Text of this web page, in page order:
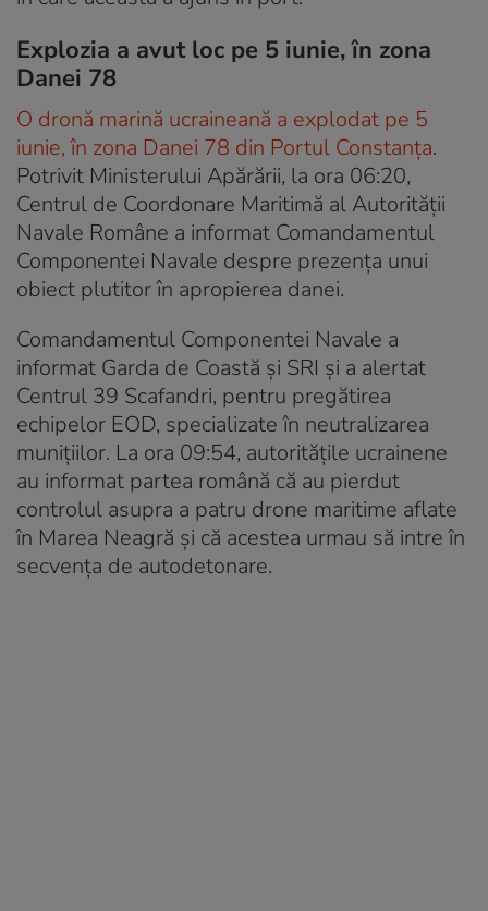
Explozia a avut loc pe 5 iunie, în zona
Danei 78
O dronă marină ucraineană a explodat pe 5
iunie, în zona Danei 78 din Portul Constanța.
Potrivit Ministerului Apărării, la ora 06:20,
Centrul de Coordonare Maritimă al Autorității
Navale Române a informat Comandamentul
Componentei Navale despre prezența unui
obiect plutitor în apropierea danei.
Comandamentul Componentei Navale a
informat Garda de Coastă și SRI și a alertat
Centrul 39 Scafandri, pentru pregătirea
echipelor EOD, specializate în neutralizarea
munițiilor. La ora 09:54, autoritățile ucrainene
au informat partea română că au pierdut
controlul asupra a patru drone maritime aflate
în Marea Neagră și că acestea urmau să intre în
secvența de autodetonare.